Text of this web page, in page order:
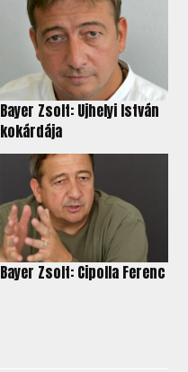
Bayer Zsolt: Ujhelyi István
kokárdája
Bayer Zsolt: Cipolla Ferenc